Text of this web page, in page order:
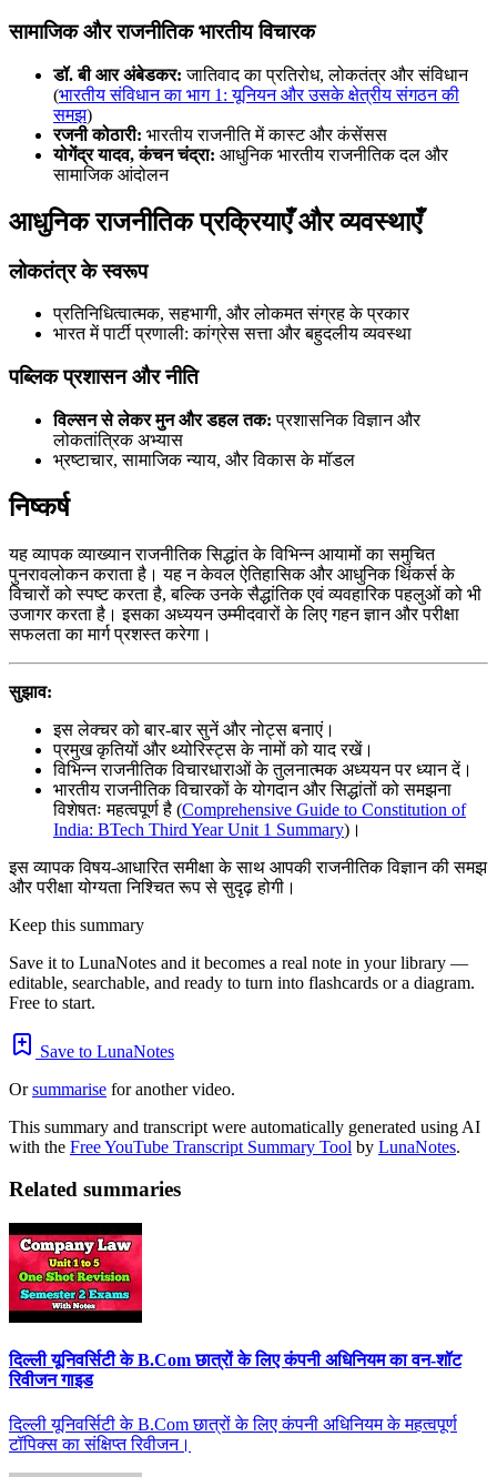
सामाजिक और राजनीतिक भारतीय विचारक
डॉ. बी आर अंबेडकर: जातिवाद का प्रतिरोध, लोकतंत्र और संविधान
(भारतीय संविधान का भाग 1: यूनियन और उसके क्षेत्रीय संगठन की
समझ)
रजनी कोठारी: भारतीय राजनीति में कास्ट और कंसेंसस
योगेंद्र यादव, कंचन चंद्रा: आधुनिक भारतीय राजनीतिक दल और
सामाजिक आंदोलन
आधुनिक राजनीतिक प्रक्रियाएँ और व्यवस्थाएँ
लोकतंत्र के स्वरूप
प्रतिनिधित्वात्मक, सहभागी, और लोकमत संग्रह के प्रकार
भारत में पार्टी प्रणाली: कांग्रेस सत्ता और बहुदलीय व्यवस्था
पब्लिक प्रशासन और नीति
विल्सन से लेकर मुन और डहल तक: प्रशासनिक विज्ञान और
लोकतांत्रिक अभ्यास
भ्रष्टाचार, सामाजिक न्याय, और विकास के मॉडल
निष्कर्ष
यह व्यापक व्याख्यान राजनीतिक सिद्धांत के विभिन्न आयामों का समुचित
पुनरावलोकन कराता है। यह न केवल ऐतिहासिक और आधुनिक थिंकर्स के
विचारों को स्पष्ट करता है, बल्कि उनके सैद्धांतिक एवं व्यवहारिक पहलुओं को भी
उजागर करता है। इसका अध्ययन उम्मीदवारों के लिए गहन ज्ञान और परीक्षा
सफलता का मार्ग प्रशस्त करेगा।
सुझाव:
इस लेक्चर को बार-बार सुनें और नोट्स बनाएं।
प्रमुख कृतियों और थ्योरिस्ट्स के नामों को याद रखें।
विभिन्न राजनीतिक विचारधाराओं के तुलनात्मक अध्ययन पर ध्यान दें।
भारतीय राजनीतिक विचारकों के योगदान और सिद्धांतों को समझना
विशेषतः महत्वपूर्ण है (Comprehensive Guide to Constitution of
India: BTech Third Year Unit 1 Summary)।
इस व्यापक विषय-आधारित समीक्षा के साथ आपकी राजनीतिक विज्ञान की समझ
और परीक्षा योग्यता निश्चित रूप से सुदृढ़ होगी।
Keep this summary
Save it to LunaNotes and it becomes a real note in your library —
editable, searchable, and ready to turn into flashcards or a diagram.
Free to start.
Save to LunaNotes
Orsummarise for another video.
This summary and transcript were automatically generated using AI
with the Free YouTube Transcript Summary Tool by LunaNotes.
Related summaries
दिल्ली यूनिवर्सिटी के B.Com छात्रों के लिए कंपनी अधिनियम का वन-शॉट
रिवीजन गाइड
दिल्ली यूनिवर्सिटी के B.Com छात्रों के लिए कंपनी अधिनियम के महत्वपूर्ण
टॉपिक्स का संक्षिप्त रिवीजन।